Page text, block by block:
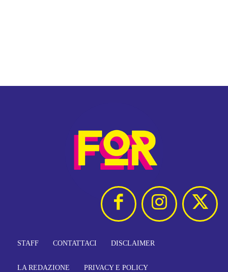
STAFF CONTATTACI DISCLAIMER
LA REDAZIONE PRIVACY E POLICY